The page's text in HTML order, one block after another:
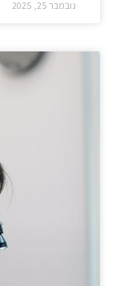
נובמבר 25, 2025